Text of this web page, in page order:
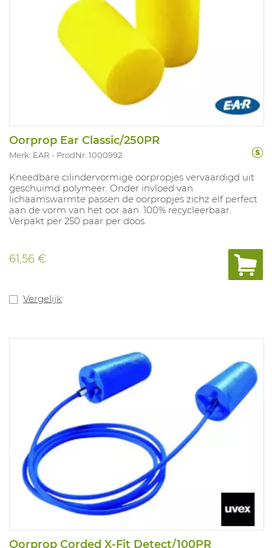
Oorprop Ear Classic/250PR
Merk: EAR ProdNr. 1000992
Kneedbare cilindervormige oorpropjes vervaardigd uit
geschuimd polymeer. Onder invloed van
lichaamswarmte passen de oorpropjes zichz elf perfect
aan de vorm van het oor aan. 100% recycleerbaar.
Verpakt per 250 paar per doos.
61,56 €
Vergelijk
Oorprop Corded X-Fit Detect/100PR